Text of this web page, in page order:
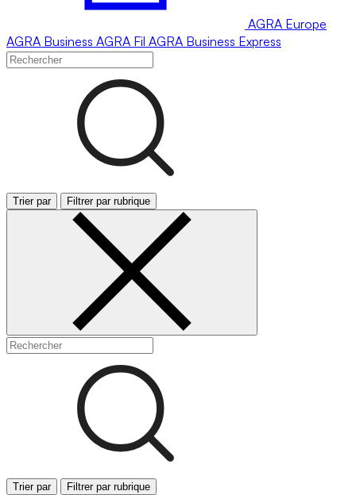
AGRA Europe
AGRA Business AGRA Fil AGRA Business Express
Trier par Filtrer par rubrique
Trier par Filtrer par rubrique